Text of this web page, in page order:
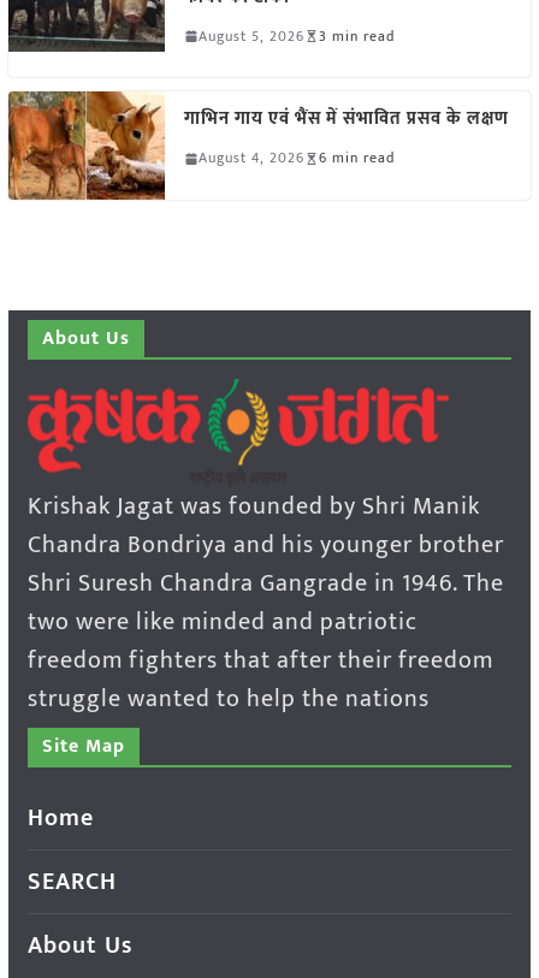
August 5, 2026 3 min read
गाभिन गाय एवं भैंस में संभावित प्रसव के लक्षण
August 4, 2026 6 min read
About Us
Krishak Jagat was founded by Shri Manik
Chandra Bondriya and his younger brother
Shri Suresh Chandra Gangrade in 1946. The
two were like minded and patriotic
freedom fighters that after their freedom
struggle wanted to help the nations
Site Map
Home
SEARCH
About Us